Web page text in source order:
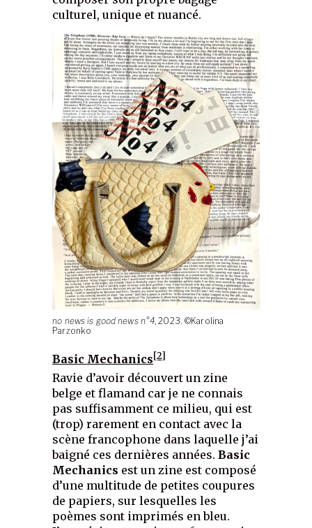
culturel, unique et nuancé.
no news is good news n°4, 2023. ©Karolina
Parzonko
Basic Mechanics[2]
Ravie d’avoir découvert un zine
belge et flamand car je ne connais
pas suffisamment ce milieu, qui est
(trop) rarement en contact avec la
scène francophone dans laquelle j’ai
baigné ces dernières années.Basic
Mechanics est un zine est composé
d’une multitude de petites coupures
de papiers, sur lesquelles les
poèmes sont imprimés en bleu.